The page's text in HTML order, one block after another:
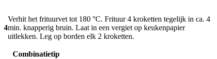
4
Verhit het frituurvet tot 180 °C. Frituur 4 kroketten tegelijk in ca. 4
min. knapperig bruin. Laat in een vergiet op keukenpapier
uitlekken. Leg op borden elk 2 kroketten.
Combinatietip